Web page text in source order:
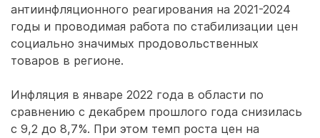
антиинфляционного реагирования на 2021-2024
годы и проводимая работа по стабилизации цен
социально значимых продовольственных
товаров в регионе.
Инфляция в январе 2022 года в области по
сравнению с декабрем прошлого года снизилась
с 9,2 до 8,7%. При этом темп роста цен на